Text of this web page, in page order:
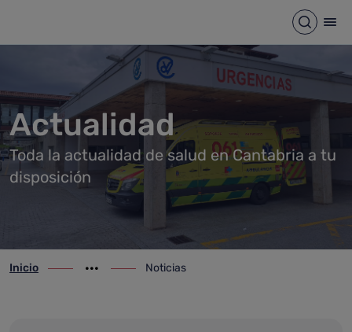
Abrir
Actualidad
Toda la actualidad de salud en Cantabria a tu
disposición
ir-a inicio
Inicio
Mostrar opciones del camino de migas
ir-a Noticias
Noticias